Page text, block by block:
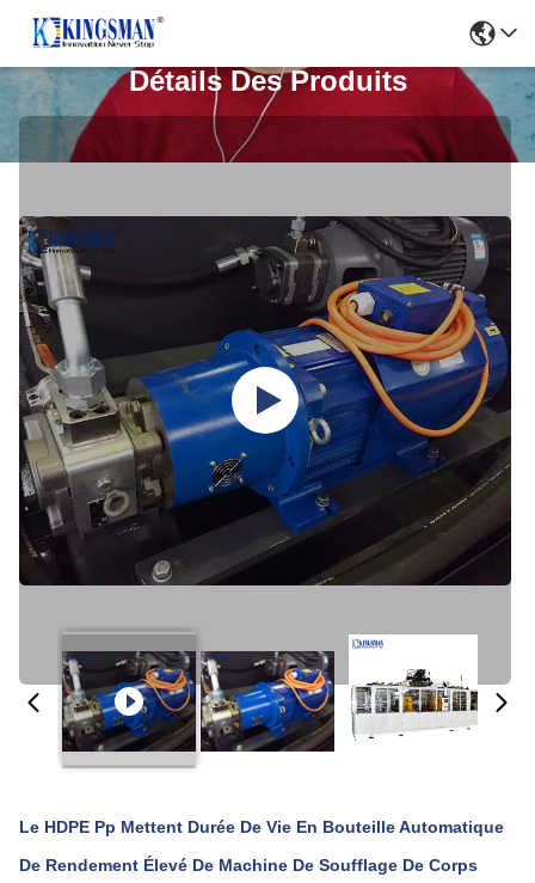
Détails Des Produits
Le HDPE Pp Mettent Durée De Vie En Bouteille Automatique
De Rendement Élevé De Machine De Soufflage De Corps